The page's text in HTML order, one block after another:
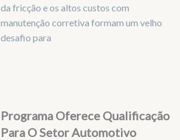
da fricção e os altos custos com
manutenção corretiva formam um velho
desafio para
Programa Oferece Qualificação
Para O Setor Automotivo